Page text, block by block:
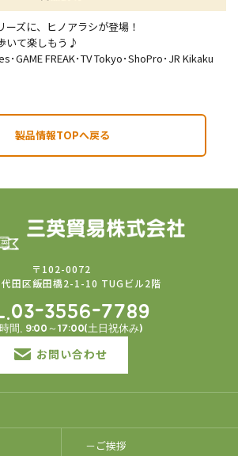
ズに、ヒノアラシが登場！
いて楽しもう♪
GAME FREAK･TV Tokyo･ShoPro･JR Kikaku
製品情報TOPへ戻る
〒102-0072
代田区飯田橋2-1-10 TUGビル2階
3556-7789
間. 9:00～17:00(土日祝休み)
お問い合わせ
－ご挨拶